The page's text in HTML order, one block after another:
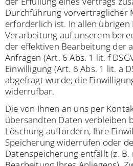
Durchführung vorvertraglicher
erforderlich ist. In allen übrigen
Verarbeitung auf unserem
der effektiven Bearbeitung der
Anfragen (Art. 6 Abs. 1 lit. f
Einwilligung (Art. 6 Abs. 1 lit. a
abgefragt wurde; die
widerrufbar.
Die von Ihnen an uns per
übersandten Daten verbleiben
Löschung auffordern, Ihre
Speicherung widerrufen oder
Datenspeicherung entfällt (z.